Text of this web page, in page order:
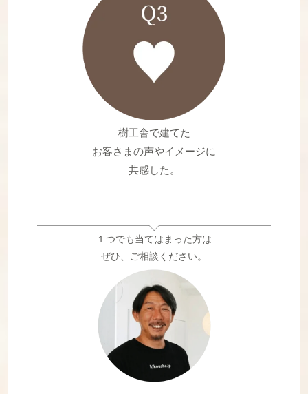
樹工舎で建てた
お客さまの声やイメージに
共感した。
１つでも当てはまった方は
ぜひ、ご相談ください。